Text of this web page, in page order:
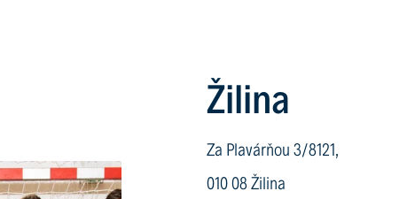
Žilina
Za Plavárňou 3/8121,
010 08 Žilina